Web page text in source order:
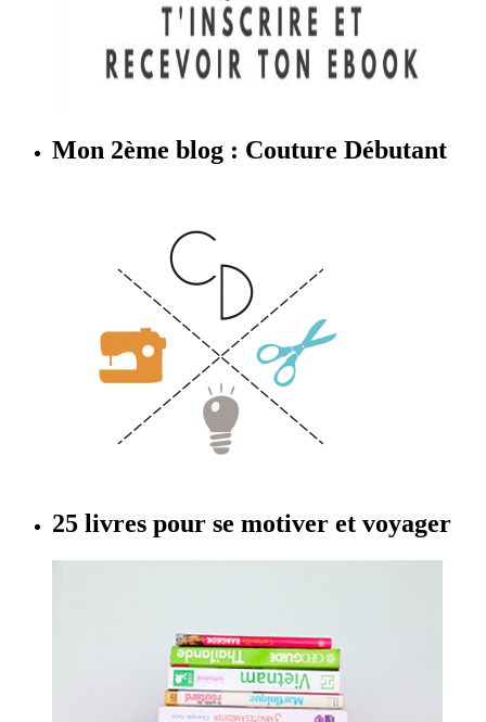
Mon 2ème blog : Couture Débutant
25 livres pour se motiver et voyager